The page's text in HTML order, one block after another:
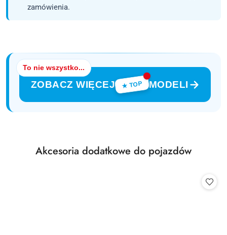
zamówienia.
To nie wszystko...
ZOBACZ WIĘCEJ ★ TOP MODELI
Pomiń karuzelę produktów
Produkty
Akcesoria dodatkowe do pojazdów